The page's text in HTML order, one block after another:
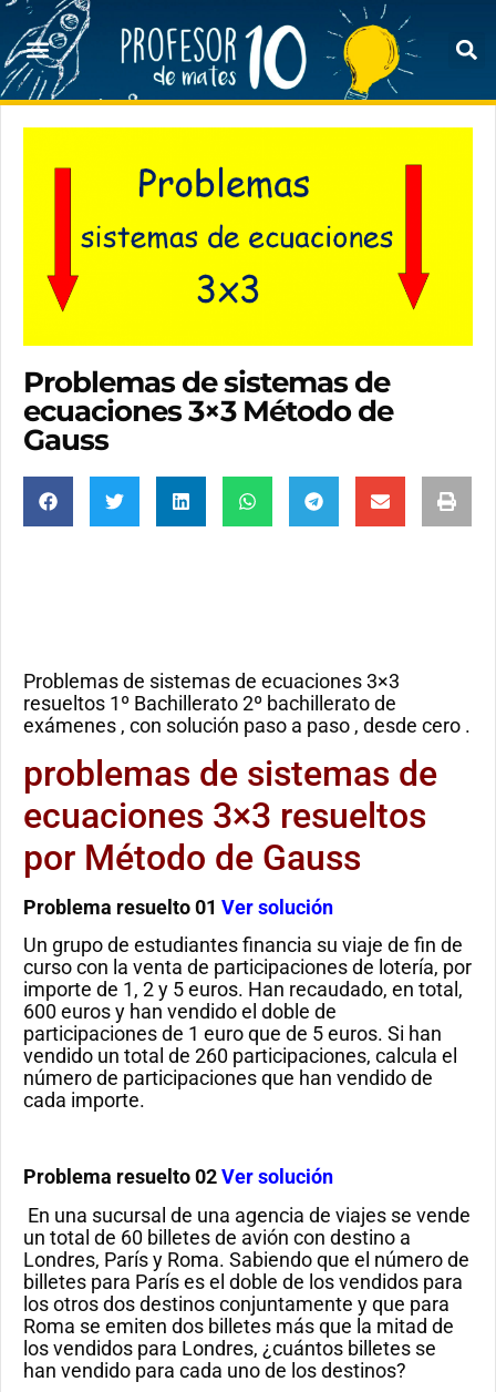
Problemas de sistemas de
ecuaciones 3×3 Método de
Gauss
Problemas de sistemas de ecuaciones 3×3
resueltos 1º Bachillerato 2º bachillerato de
exámenes , con solución paso a paso , desde cero .
problemas de sistemas de
ecuaciones 3×3 resueltos
por Método de Gauss
Problema resuelto 01 Ver solución
Un grupo de estudiantes financia su viaje de fin de
curso con la venta de participaciones de lotería, por
importe de 1, 2 y 5 euros. Han recaudado, en total,
600 euros y han vendido el doble de
participaciones de 1 euro que de 5 euros. Si han
vendido un total de 260 participaciones, calcula el
número de participaciones que han vendido de
cada importe.
Problema resuelto 02Ver solución
En una sucursal de una agencia de viajes se vende
un total de 60 billetes de avión con destino a
Londres, París y Roma. Sabiendo que el número de
billetes para París es el doble de los vendidos para
los otros dos destinos conjuntamente y que para
Roma se emiten dos billetes más que la mitad de
los vendidos para Londres, ¿cuántos billetes se
han vendido para cada uno de los destinos?